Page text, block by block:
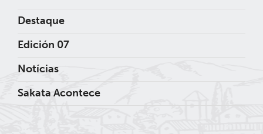
Destaque
Edición 07
Notícias
Sakata Acontece